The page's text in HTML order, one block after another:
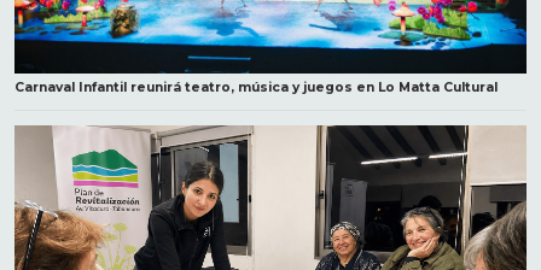
Carnaval Infantil reunirá teatro, música y juegos en Lo Matta Cultural